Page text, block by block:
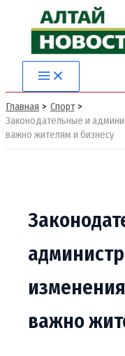
содержимому
Main
Menu
Главная
Спорт
Законодательные и
важно жителям и бизнесу
важно